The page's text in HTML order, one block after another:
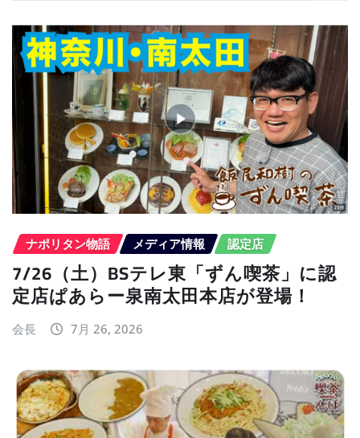
ナポリタン物語 メディア情報 認定店
7/26（土）BSテレ東「ずん喫茶」に認
定店ぱあらー泉南太田本店が登場！
会長 7月 26, 2026